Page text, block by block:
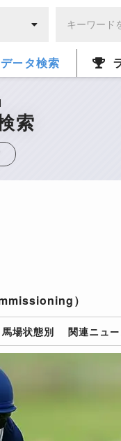
データ検索
索
）
馬場状態別 関連ニュ